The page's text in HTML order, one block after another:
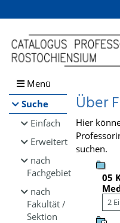
Browsen
direkt zum Inhalt
Menü
Suche
Einfach
Erweitert
nach
Fachgebiet
nach
Fakultät /
Sektion
Über
Hier
suchen.
05
2